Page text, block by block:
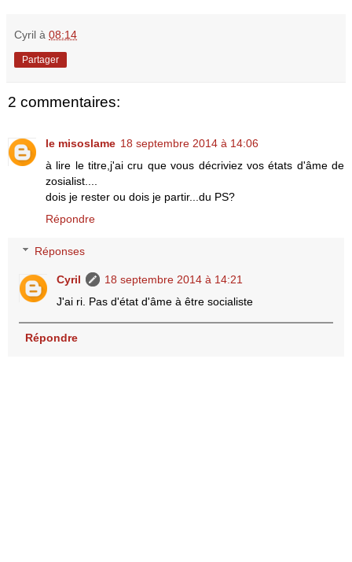
Cyril à 08:14
Partager
2 commentaires:
le misoslame 18 septembre 2014 à 14:06
à lire le titre,j'ai cru que vous décriviez vos états d'âme de
zosialist....
dois je rester ou dois je partir...du PS?
Répondre
Réponses
Cyril
18 septembre 2014 à 14:21
J'ai ri. Pas d'état d'âme à être socialiste
Répondre